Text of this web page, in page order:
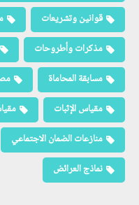
قوانين وتشريعات
مذكرات وأطروحات
مسابقة المحاماة
مقياس الإثبات
منازعات الضمان الاجتماعي
نماذج العرائض